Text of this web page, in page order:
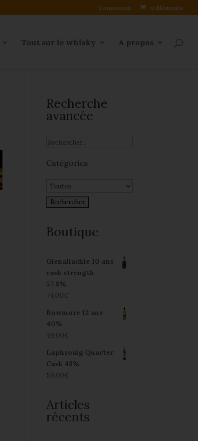
Connexion 0 Éléments
Tout sur le whisky A propos
Recherche
avancée
Catégories
Boutique
Glenallachie 10 ans
cask strength
57.8%
74,00€
Bowmore 12 ans
40%
49,00€
Laphroaig Quarter
Cask 48%
59,00€
Articles
récents